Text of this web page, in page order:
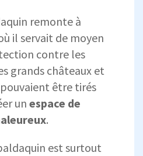
remonte à
il servait de moyen
contre les
grands châteaux et
être tirés
unespace de
.
est surtout